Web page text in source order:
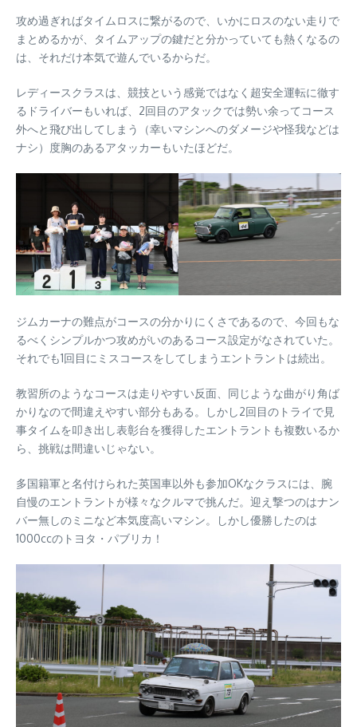
攻め過ぎればタイムロスに繋がるので、いかにロスのない走りで
まとめるかが、タイムアップの鍵だと分かっていても熱くなるの
は、それだけ本気で遊んでいるからだ。
レディースクラスは、競技という感覚ではなく超安全運転に徹す
るドライバーもいれば、2回目のアタックでは勢い余ってコース
外へと飛び出してしまう（幸いマシンへのダメージや怪我などは
ナシ）度胸のあるアタッカーもいたほどだ。
ジムカーナの難点がコースの分かりにくさであるので、今回もな
るべくシンプルかつ攻めがいのあるコース設定がなされていた。
それでも1回目にミスコースをしてしまうエントラントは続出。
教習所のようなコースは走りやすい反面、同じような曲がり角ば
かりなので間違えやすい部分もある。しかし2回目のトライで見
事タイムを叩き出し表彰台を獲得したエントラントも複数いるか
ら、挑戦は間違いじゃない。
多国籍軍と名付けられた英国車以外も参加OKなクラスには、腕
自慢のエントラントが様々なクルマで挑んだ。迎え撃つのはナン
バー無しのミニなど本気度高いマシン。しかし優勝したのは
1000ccのトヨタ・パブリカ！